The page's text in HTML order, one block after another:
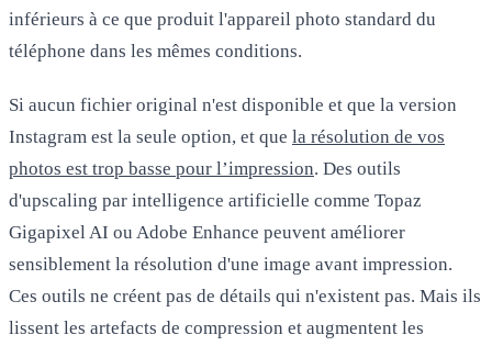
inférieurs à ce que produit l'appareil photo standard du
téléphone dans les mêmes conditions.
Si aucun fichier original n'est disponible et que la version
Instagram est la seule option, et que la résolution de vos
photos est trop basse pour l’impression. Des outils
d'upscaling par intelligence artificielle comme Topaz
Gigapixel AI ou Adobe Enhance peuvent améliorer
sensiblement la résolution d'une image avant impression.
Ces outils ne créent pas de détails qui n'existent pas. Mais ils
lissent les artefacts de compression et augmentent les